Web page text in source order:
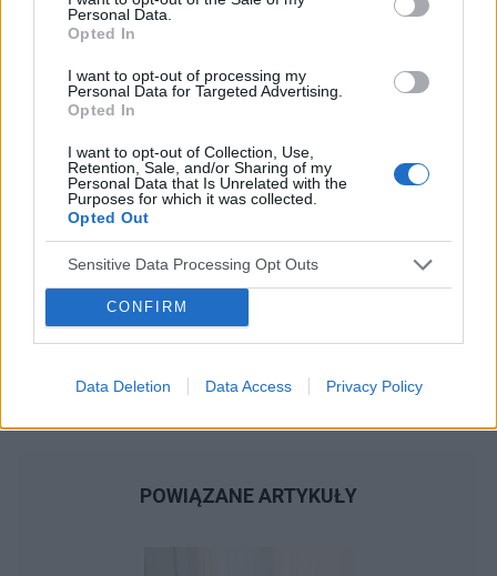
Personal Data.
Opted In
I want to opt-out of processing my
Personal Data for Targeted Advertising.
Opted In
I want to opt-out of Collection, Use,
Retention, Sale, and/or Sharing of my
Personal Data that Is Unrelated with the
Purposes for which it was collected.
Opted Out
Sensitive Data Processing Opt Outs
CONFIRM
Data Deletion Data Access Privacy Policy
POWIĄZANE ARTYKUŁY